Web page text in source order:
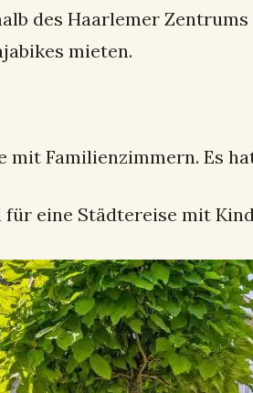
des Haarlemer
mieten.
Familienzimmern. Es
eine Städtereise mit